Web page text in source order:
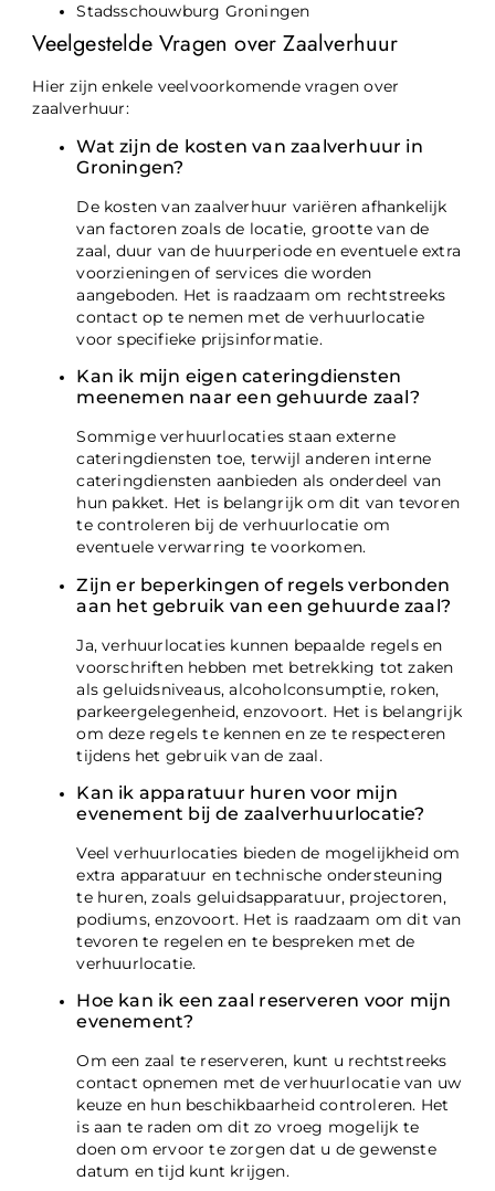
Stadsschouwburg Groningen
Veelgestelde Vragen over Zaalverhuur
Hier zijn enkele veelvoorkomende vragen over
zaalverhuur:
Wat zijn de kosten van zaalverhuur in
Groningen?
De kosten van zaalverhuur variëren afhankelijk
van factoren zoals de locatie, grootte van de
zaal, duur van de huurperiode en eventuele extra
voorzieningen of services die worden
aangeboden. Het is raadzaam om rechtstreeks
contact op te nemen met de verhuurlocatie
voor specifieke prijsinformatie.
Kan ik mijn eigen cateringdiensten
meenemen naar een gehuurde zaal?
Sommige verhuurlocaties staan externe
cateringdiensten toe, terwijl anderen interne
cateringdiensten aanbieden als onderdeel van
hun pakket. Het is belangrijk om dit van tevoren
te controleren bij de verhuurlocatie om
eventuele verwarring te voorkomen.
Zijn er beperkingen of regels verbonden
aan het gebruik van een gehuurde zaal?
Ja, verhuurlocaties kunnen bepaalde regels en
voorschriften hebben met betrekking tot zaken
als geluidsniveaus, alcoholconsumptie, roken,
parkeergelegenheid, enzovoort. Het is belangrijk
om deze regels te kennen en ze te respecteren
tijdens het gebruik van de zaal.
Kan ik apparatuur huren voor mijn
evenement bij de zaalverhuurlocatie?
Veel verhuurlocaties bieden de mogelijkheid om
extra apparatuur en technische ondersteuning
te huren, zoals geluidsapparatuur, projectoren,
podiums, enzovoort. Het is raadzaam om dit van
tevoren te regelen en te bespreken met de
verhuurlocatie.
Hoe kan ik een zaal reserveren voor mijn
evenement?
Om een zaal te reserveren, kunt u rechtstreeks
contact opnemen met de verhuurlocatie van uw
keuze en hun beschikbaarheid controleren. Het
is aan te raden om dit zo vroeg mogelijk te
doen om ervoor te zorgen dat u de gewenste
datum en tijd kunt krijgen.